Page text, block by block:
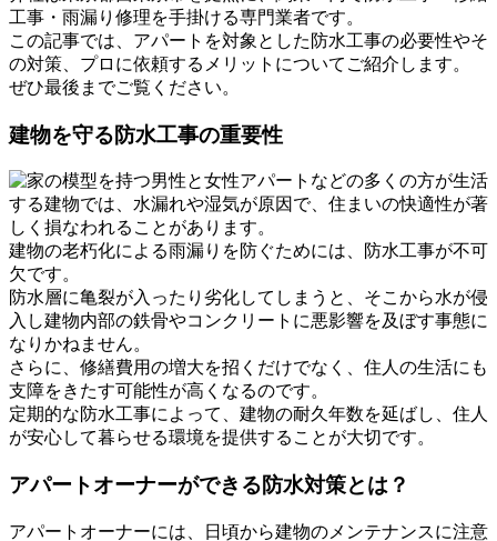
工事・雨漏り修理を手掛ける専門業者です。
この記事では、アパートを対象とした防水工事の必要性やそ
の対策、プロに依頼するメリットについてご紹介します。
ぜひ最後までご覧ください。
建物を守る防水工事の重要性
アパートなどの多くの方が生活
する建物では、水漏れや湿気が原因で、住まいの快適性が著
しく損なわれることがあります。
建物の老朽化による雨漏りを防ぐためには、防水工事が不可
欠です。
防水層に亀裂が入ったり劣化してしまうと、そこから水が侵
入し建物内部の鉄骨やコンクリートに悪影響を及ぼす事態に
なりかねません。
さらに、修繕費用の増大を招くだけでなく、住人の生活にも
支障をきたす可能性が高くなるのです。
定期的な防水工事によって、建物の耐久年数を延ばし、住人
が安心して暮らせる環境を提供することが大切です。
アパートオーナーができる防水対策とは？
アパートオーナーには、日頃から建物のメンテナンスに注意